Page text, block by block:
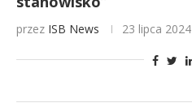
przez ISB News 23 lipca 2024